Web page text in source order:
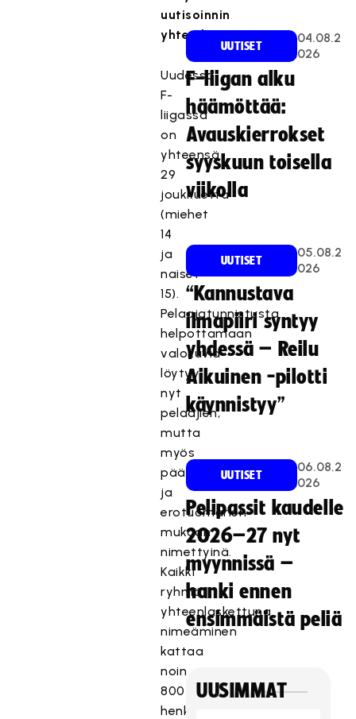
uutisoinnin
yhteydessä.
Uudessa
F-
liigassa
on
yhteensä
29
joukkuetta
(miehet
14
ja
naiset
15).
Pelaajatunnistusta
helpottamaan
valokuvia
löytyy
nyt
pelaajien,
mutta
myös
päävalmentajien
ja
erotuomarien
mukaan
nimettyinä.
Kaikki
ryhmät
yhteenlaskettuna
nimeäminen
kattaa
noin
800
henkilön
UUTISET
04.08.2
026
F-liigan alku
häämöttää:
Avauskierrokset
syyskuun toisella
viikolla
UUTISET
05.08.2
026
“Kannustava
ilmapiiri syntyy
yhdessä – Reilu
Aikuinen -pilotti
käynnistyy”
UUTISET
06.08.2
026
Pelipassit kaudelle
2026–27 nyt
myynnissä –
hanki ennen
ensimmäistä peliä
UUSIMMAT